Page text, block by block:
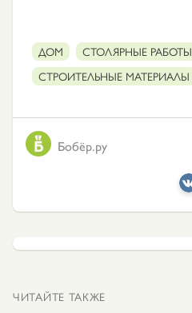
ДОМ
СТОЛЯРНЫЕ РАБОТЫ
СТРОИТЕЛЬНЫЕ МАТЕРИАЛЫ
Бобёр.ру
ЧИТАЙТЕ ТАКЖЕ